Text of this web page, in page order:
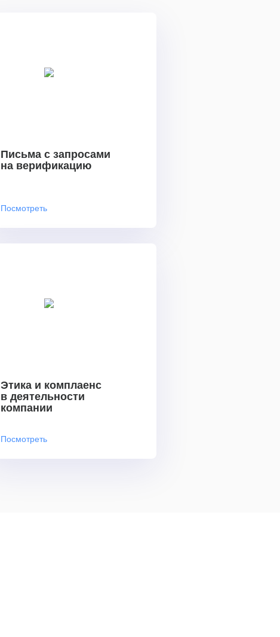
Письма с запросами
на верификацию
Посмотреть
Этика и комплаенс
в деятельности
компании
Посмотреть